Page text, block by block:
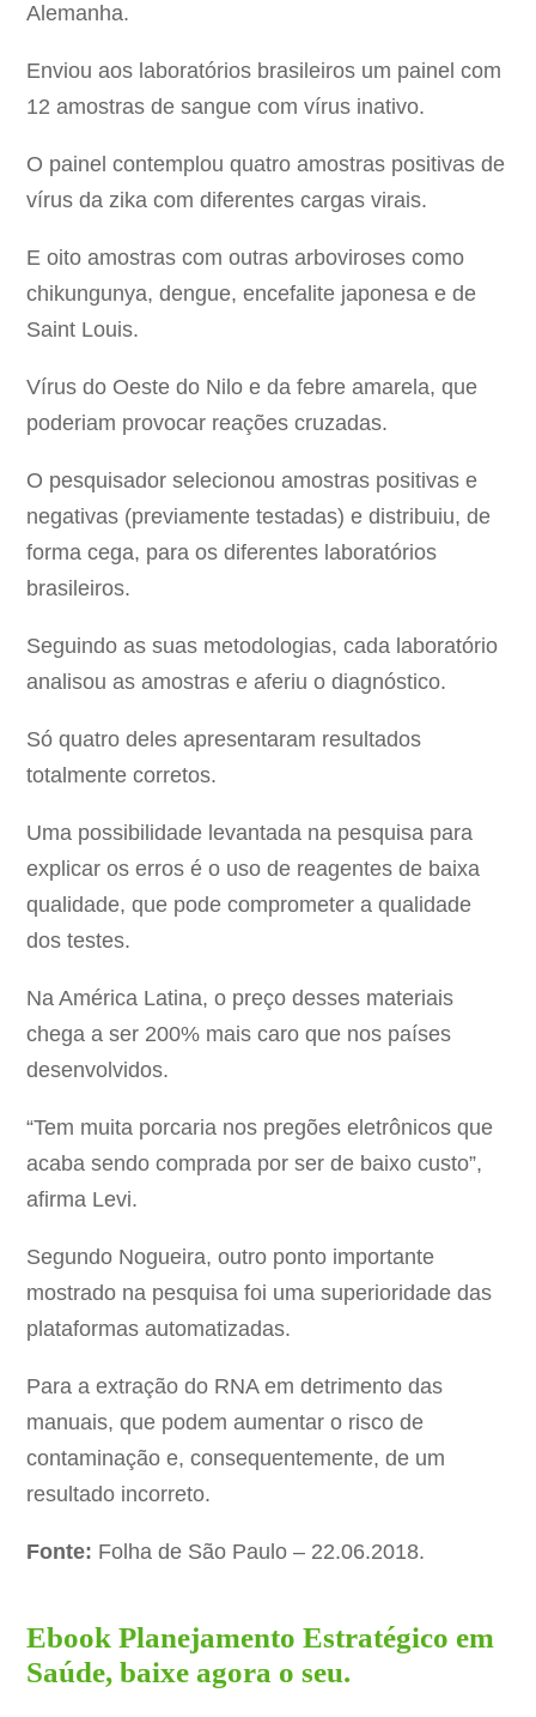
Alemanha.
Enviou aos laboratórios brasileiros um painel com
12 amostras de sangue com vírus inativo.
O painel contemplou quatro amostras positivas de
vírus da zika com diferentes cargas virais.
E oito amostras com outras arboviroses como
chikungunya, dengue, encefalite japonesa e de
Saint Louis.
Vírus do Oeste do Nilo e da febre amarela, que
poderiam provocar reações cruzadas.
O pesquisador selecionou amostras positivas e
negativas (previamente testadas) e distribuiu, de
forma cega, para os diferentes laboratórios
brasileiros.
Seguindo as suas metodologias, cada laboratório
analisou as amostras e aferiu o diagnóstico.
Só quatro deles apresentaram resultados
totalmente corretos.
Uma possibilidade levantada na pesquisa para
explicar os erros é o uso de reagentes de baixa
qualidade, que pode comprometer a qualidade
dos testes.
Na América Latina, o preço desses materiais
chega a ser 200% mais caro que nos países
desenvolvidos.
“Tem muita porcaria nos pregões eletrônicos que
acaba sendo comprada por ser de baixo custo”,
afirma Levi.
Segundo Nogueira, outro ponto importante
mostrado na pesquisa foi uma superioridade das
plataformas automatizadas.
Para a extração do RNA em detrimento das
manuais, que podem aumentar o risco de
contaminação e, consequentemente, de um
resultado incorreto.
Fonte: Folha de São Paulo – 22.06.2018.
Ebook Planejamento Estratégico em
Saúde, baixe agora o seu.